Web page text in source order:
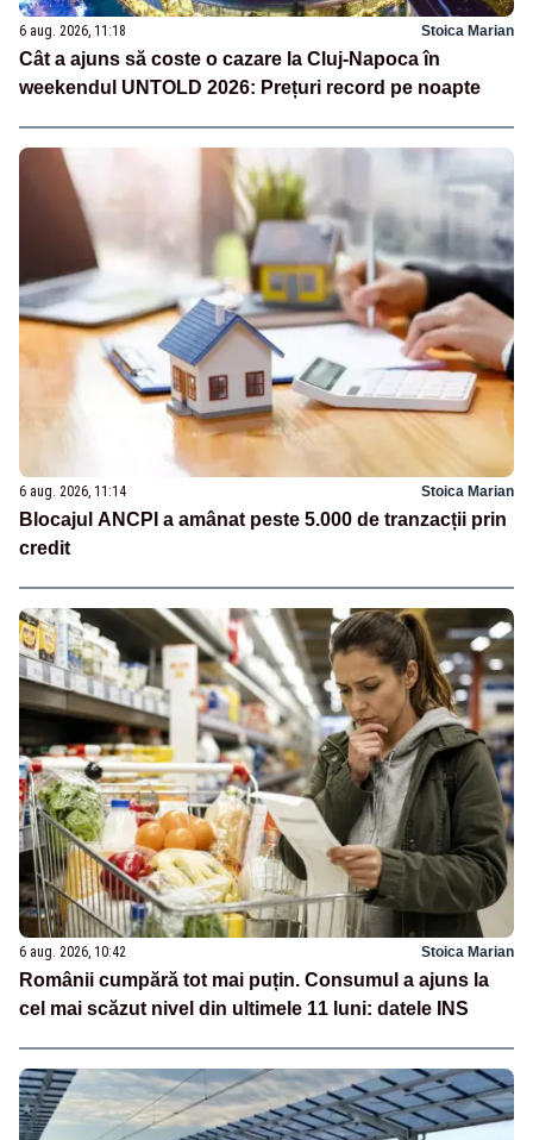
6 aug. 2026, 11:18 Stoica Marian
Cât a ajuns să coste o cazare la Cluj-Napoca în
weekendul UNTOLD 2026: Prețuri record pe noapte
6 aug. 2026, 11:14 Stoica Marian
Blocajul ANCPI a amânat peste 5.000 de tranzacții prin
credit
6 aug. 2026, 10:42 Stoica Marian
Românii cumpără tot mai puțin. Consumul a ajuns la
cel mai scăzut nivel din ultimele 11 luni: datele INS